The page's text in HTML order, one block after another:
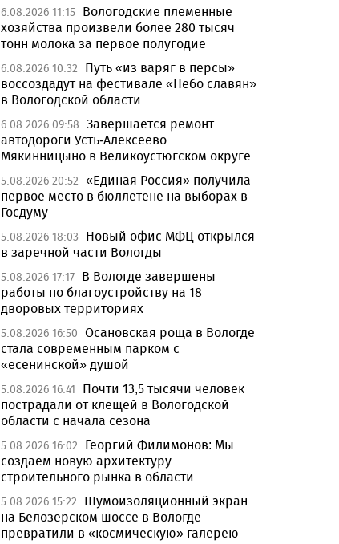
6.08.2026 11:15 Вологодские племенные
хозяйства произвели более 280 тысяч
тонн молока за первое полугодие
6.08.2026 10:32
Путь «из варяг в персы»
воссоздадут на фестивале «Небо славян»
в Вологодской области
6.08.2026 09:58 Завершается ремонт
автодороги Усть-Алексеево –
Мякинницыно в Великоустюгском округе
5.08.2026 20:52 «Единая Россия» получила
первое место в бюллетене на выборах в
Госдуму
5.08.2026 18:03
Новый офис МФЦ открылся
в заречной части Вологды
5.08.2026 17:17 В Вологде завершены
работы по благоустройству на 18
дворовых территориях
5.08.2026 16:50 Осановская роща в Вологде
стала современным парком с
«есенинской» душой
5.08.2026 16:41
Почти 13,5 тысячи человек
пострадали от клещей в Вологодской
области с начала сезона
5.08.2026 16:02
Георгий Филимонов: Мы
создаем новую архитектуру
строительного рынка в области
5.08.2026 15:22
Шумоизоляционный экран
на Белозерском шоссе в Вологде
превратили в «космическую» галерею